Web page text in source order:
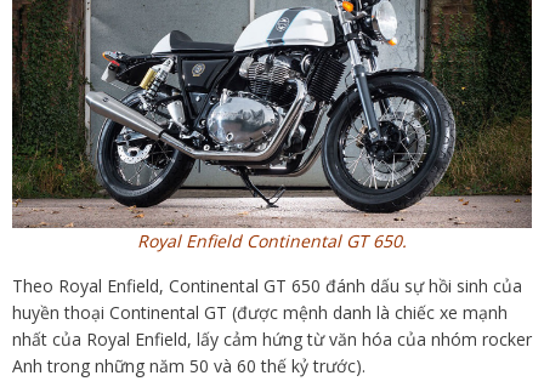
Royal Enfield Continental GT 650.
Theo Royal Enfield, Continental GT 650 đánh dấu sự hồi sinh của
huyền thoại Continental GT (được mệnh danh là chiếc xe mạnh
nhất của Royal Enfield, lấy cảm hứng từ văn hóa của nhóm rocker
Anh trong những năm 50 và 60 thế kỷ trước).